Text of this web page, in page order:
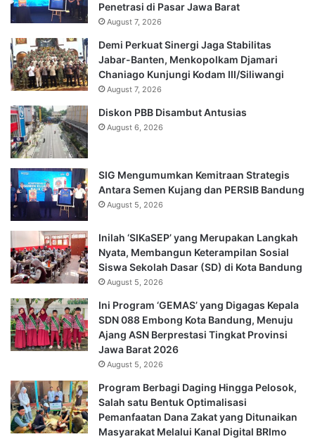
Penetrasi di Pasar Jawa Barat
August 7, 2026
Demi Perkuat Sinergi Jaga Stabilitas
Jabar-Banten, Menkopolkam Djamari
Chaniago Kunjungi Kodam III/Siliwangi
August 7, 2026
Diskon PBB Disambut Antusias
August 6, 2026
SIG Mengumumkan Kemitraan Strategis
Antara Semen Kujang dan PERSIB Bandung
August 5, 2026
Inilah ‘SIKaSEP’ yang Merupakan Langkah
Nyata, Membangun Keterampilan Sosial
Siswa Sekolah Dasar (SD) di Kota Bandung
August 5, 2026
Ini Program ‘GEMAS’ yang Digagas Kepala
SDN 088 Embong Kota Bandung, Menuju
Ajang ASN Berprestasi Tingkat Provinsi
Jawa Barat 2026
August 5, 2026
Program Berbagi Daging Hingga Pelosok,
Salah satu Bentuk Optimalisasi
Pemanfaatan Dana Zakat yang Ditunaikan
Masyarakat Melalui Kanal Digital BRImo